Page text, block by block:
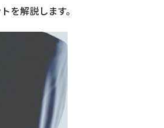
を解説します。